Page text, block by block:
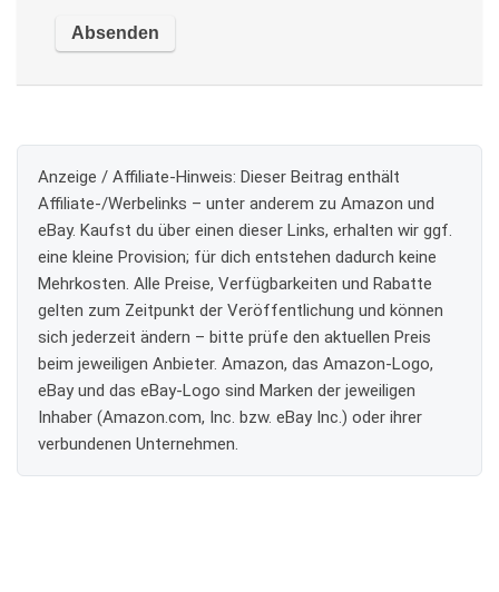
Anzeige / Affiliate-Hinweis: Dieser Beitrag enthält
Affiliate-/Werbelinks – unter anderem zu Amazon und
eBay. Kaufst du über einen dieser Links, erhalten wir ggf.
eine kleine Provision; für dich entstehen dadurch keine
Mehrkosten. Alle Preise, Verfügbarkeiten und Rabatte
gelten zum Zeitpunkt der Veröffentlichung und können
sich jederzeit ändern – bitte prüfe den aktuellen Preis
beim jeweiligen Anbieter. Amazon, das Amazon-Logo,
eBay und das eBay-Logo sind Marken der jeweiligen
Inhaber (Amazon.com, Inc. bzw. eBay Inc.) oder ihrer
verbundenen Unternehmen.